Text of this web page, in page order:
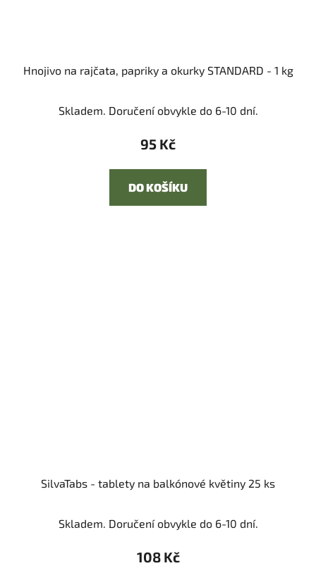
Hnojivo na rajčata, papriky a okurky STANDARD - 1 kg
Skladem. Doručení obvykle do 6-10 dní.
95 Kč
DO KOŠÍKU
SilvaTabs - tablety na balkónové květiny 25 ks
Skladem. Doručení obvykle do 6-10 dní.
108 Kč